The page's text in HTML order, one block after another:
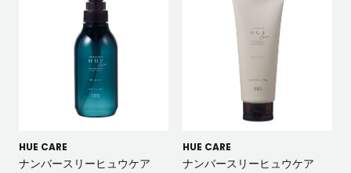
HUE CARE
ナンバースリーヒュウケア
HUE CARE
ナンバースリーヒュウケア